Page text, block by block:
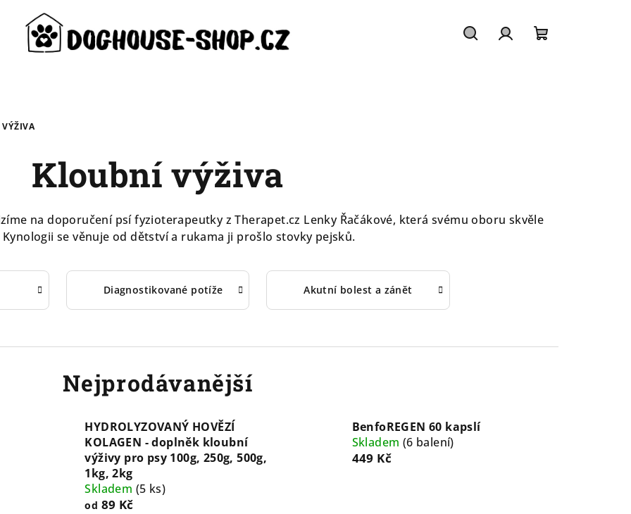
Kloubní výživa
na doporučení psí fyzioterapeutky z Therapet.cz Lenky Řačákové, která svému oboru skvěle
se věnuje od dětství a rukama ji prošlo stovky pejsků.
Diagnostikované potíže Akutní bolest a zánět
Nejprodávanější
HYDROLYZOVANÝ HOVĚZÍ
KOLAGEN - doplněk kloubní
výživy pro psy 100g, 250g, 500g,
1kg, 2kg
Skladem (5 ks)
od 89 Kč
BenfoREGEN 60 kapslí
Skladem (6 balení)
449 Kč